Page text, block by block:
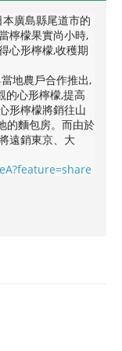
廣島縣尾道市的
檸檬果實尚小時,
心形檸檬,收穫期
地農戶合作推出,
的心形檸檬,提高
形檸檬將銷往山
的麵包房。而由於
遠銷東京、大